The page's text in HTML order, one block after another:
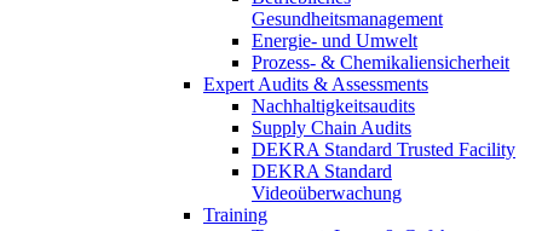
Gesundheitsmanagement
Energie- und Umwelt
Prozess- & Chemikaliensicherheit
Expert Audits & Assessments
Nachhaltigkeitsaudits
Supply Chain Audits
DEKRA Standard Trusted Facility
DEKRA Standard
Videoüberwachung
Training